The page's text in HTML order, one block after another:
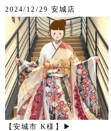
2024/12/29 安城店
【安城市 K様】▶